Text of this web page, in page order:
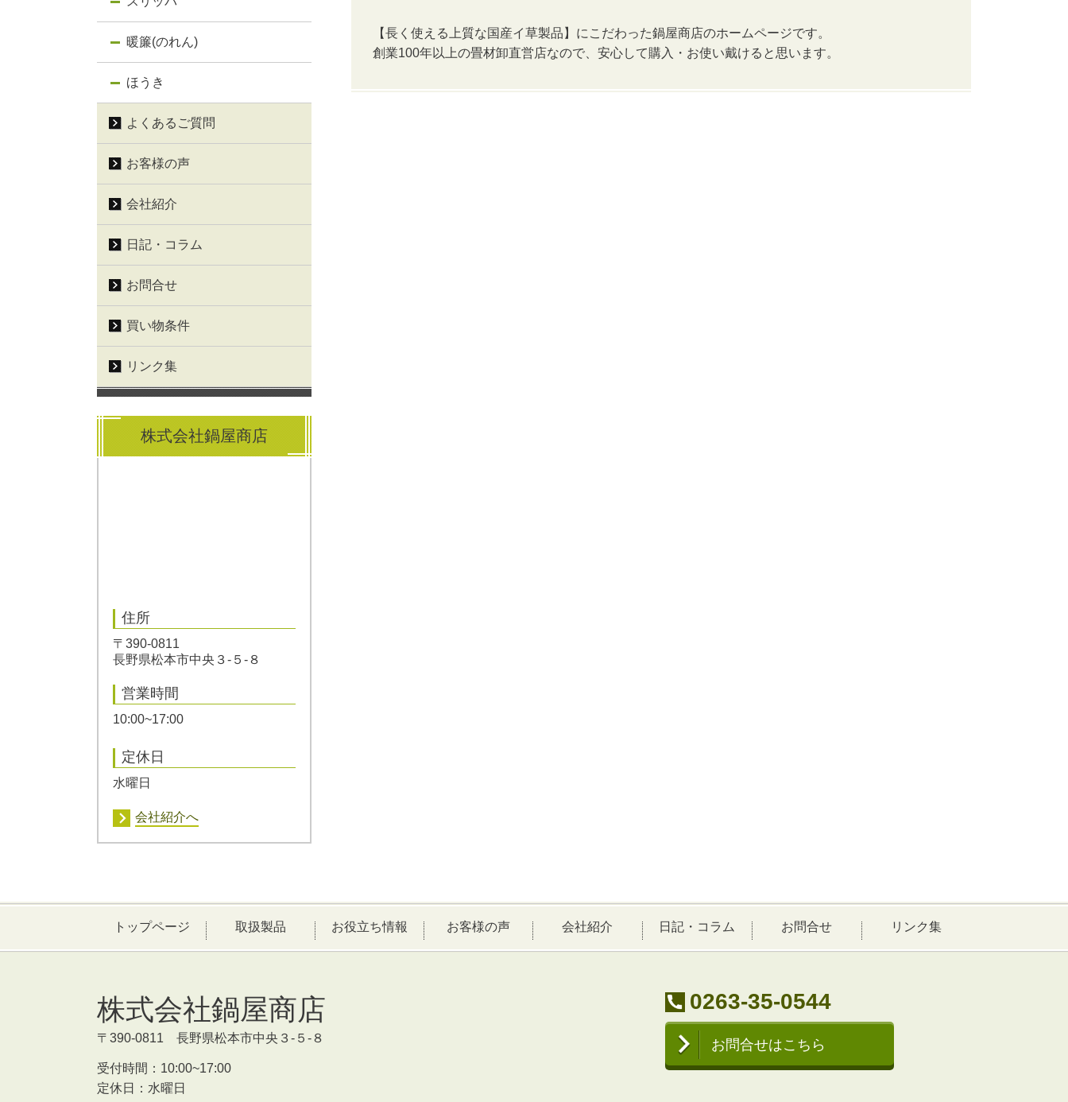
【長く使える上質な国産イ草製品】にこだわった鍋屋商店のホームページです。
創業100年以上の畳材卸直営店なので、安心して購入・お使い戴けると思います。
暖簾(のれん)
ほうき
よくあるご質問
お客様の声
会社紹介
日記・コラム
お問合せ
買い物条件
リンク集
株式会社鍋屋商店
住所
〒390-0811
長野県松本市中央３-５-８
営業時間
10:00~17:00
定休日
水曜日
会社紹介へ
トップページ 取扱製品 お役立ち情報 お客様の声 会社紹介 日記・コラム お問合せ リンク集
株式会社鍋屋商店
〒390-0811 長野県松本市中央３-５-８
受付時間： 10:00~17:00
定休日：水曜日
0263-35-0544
お問合せはこちら